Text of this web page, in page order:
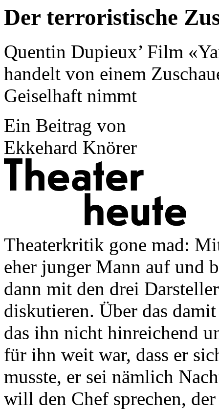
Der terroristische
Quentin Dupieux’ Film
handelt von einem
Geiselhaft nimmt
Ein Beitrag von
Ekkehard Knörer
Theaterkritik gone mad:
eher junger Mann auf und
dann mit den drei
diskutieren. Über das
das ihn nicht hinreichend
für ihn weit war, dass er
musste, er sei nämlich
will den Chef sprechen,